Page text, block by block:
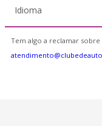
Idioma
Tem algo a reclamar